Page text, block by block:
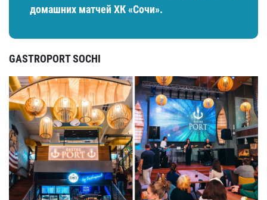
домашних матчей ХК «Сочи».
GASTROPORT SOCHI